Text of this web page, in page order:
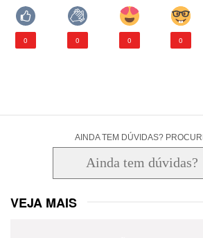
0 0 0 0
AINDA TEM DÚVIDAS?
VEJA MAIS